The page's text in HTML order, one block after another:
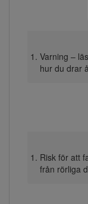
Varning – läs
hur du drar
Risk för att
från rörliga